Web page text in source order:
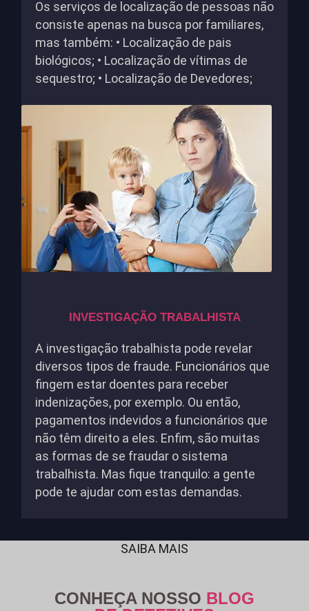
Os serviços de localização de pessoas não
consiste apenas na busca por familiares,
mas também: • Localização de pais
biológicos; • Localização de vítimas de
sequestro; • Localização de Devedores;
INVESTIGAÇÃO TRABALHISTA
A investigação trabalhista pode revelar
diversos tipos de fraude. Funcionários que
fingem estar doentes para receber
indenizações, por exemplo. Ou então,
pagamentos indevidos a funcionários que
não têm direito a eles. Enfim, são muitas
as formas de se fraudar o sistema
trabalhista. Mas fique tranquilo: a gente
pode te ajudar com estas demandas.
SAIBA MAIS
CONHEÇA NOSSO BLOG